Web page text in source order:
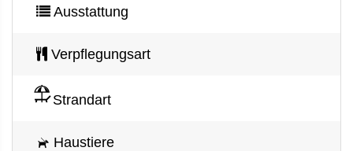
Ausstattung
Verpflegungsart
Strandart
Haustiere